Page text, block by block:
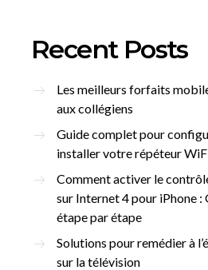
Recent Posts
Les meilleurs forfaits
aux collégiens
Guide complet pour
installer votre répéteur
Comment activer le
sur Internet 4 pour iPhone :
étape par étape
Solutions pour remédier à
sur la télévision